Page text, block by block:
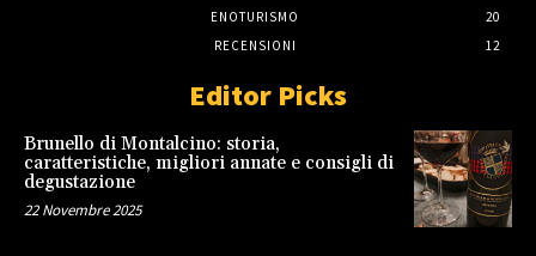
ENOTURISMO
20
RECENSIONI
12
Editor Picks
Brunello di Montalcino: storia,
caratteristiche, migliori annate e consigli di
degustazione
22 Novembre 2025